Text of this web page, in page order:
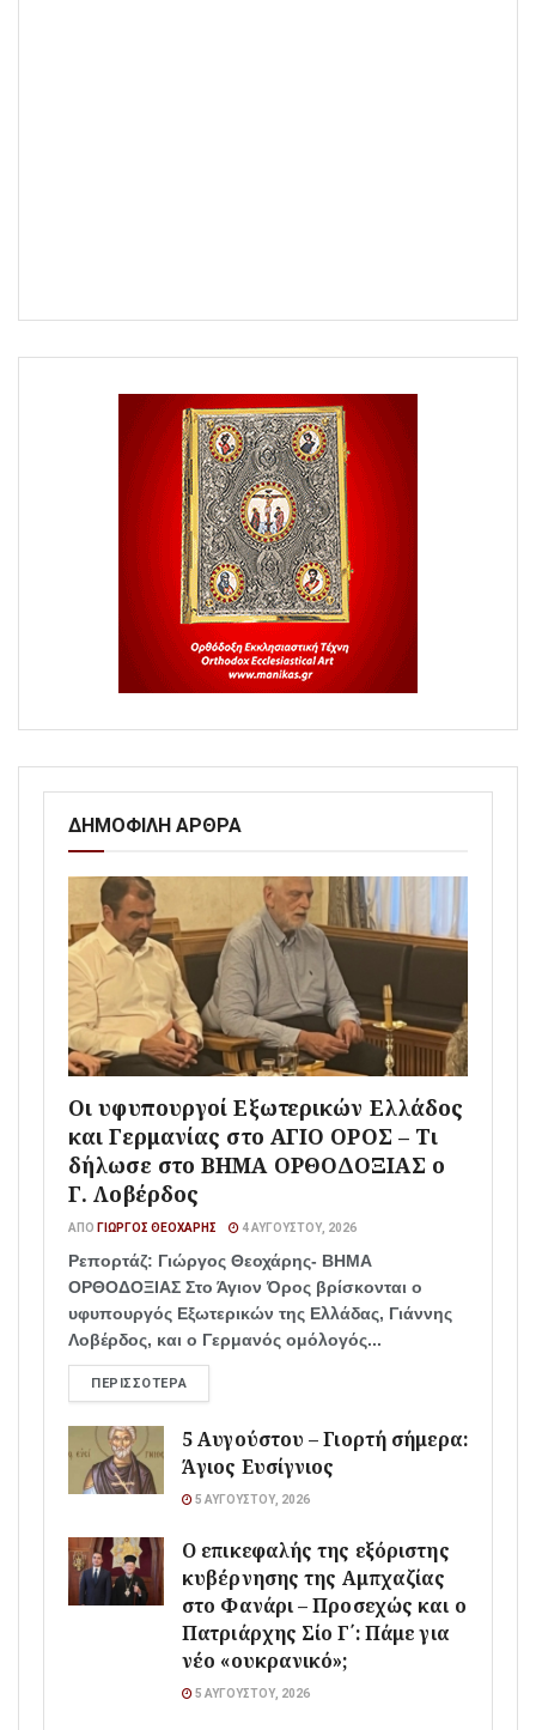
ΔΗΜΟΦΙΛΗ ΑΡΘΡΑ
Οι υφυπουργοί Εξωτερικών Ελλάδος
και Γερμανίας στο ΑΓΙΟ ΟΡΟΣ – Τι
δήλωσε στο ΒΗΜΑ ΟΡΘΟΔΟΞΙΑΣ ο
Γ. Λοβέρδος
ΑΠΌ ΓΙΏΡΓΟΣ ΘΕΟΧΆΡΗΣ 4 ΑΥΓΟΎΣΤΟΥ, 2026
Ρεπορτάζ: Γιώργος Θεοχάρης- ΒΗΜΑ
ΟΡΘΟΔΟΞΙΑΣ Στο Άγιον Όρος βρίσκονται ο
υφυπουργός Εξωτερικών της Ελλάδας, Γιάννης
Λοβέρδος, και ο Γερμανός ομόλογός...
ΠΕΡΙΣΣΌΤΕΡΑ
5 Αυγούστου – Γιορτή σήμερα:
Άγιος Ευσίγνιος
5 ΑΥΓΟΎΣΤΟΥ, 2026
Ο επικεφαλής της εξόριστης
κυβέρνησης της Αμπχαζίας
στο Φανάρι – Προσεχώς και ο
Πατριάρχης Σίο Γ΄: Πάμε για
νέο «ουκρανικό»;
5 ΑΥΓΟΎΣΤΟΥ, 2026